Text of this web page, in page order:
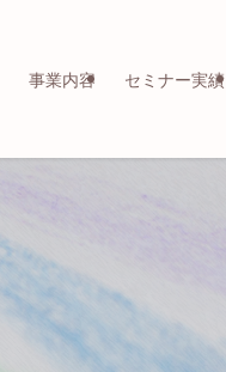
事業内容 セミナー実績